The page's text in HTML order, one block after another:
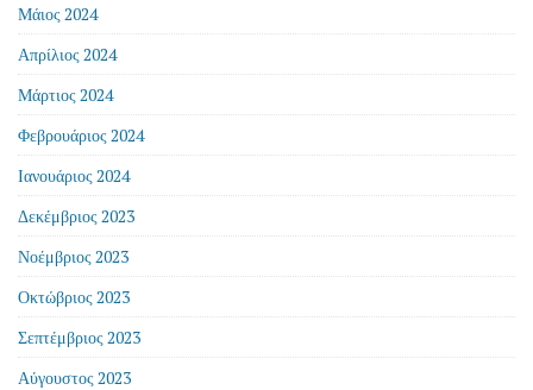
Μάιος 2024
Απρίλιος 2024
Μάρτιος 2024
Φεβρουάριος 2024
Ιανουάριος 2024
Δεκέμβριος 2023
Νοέμβριος 2023
Οκτώβριος 2023
Σεπτέμβριος 2023
Αύγουστος 2023